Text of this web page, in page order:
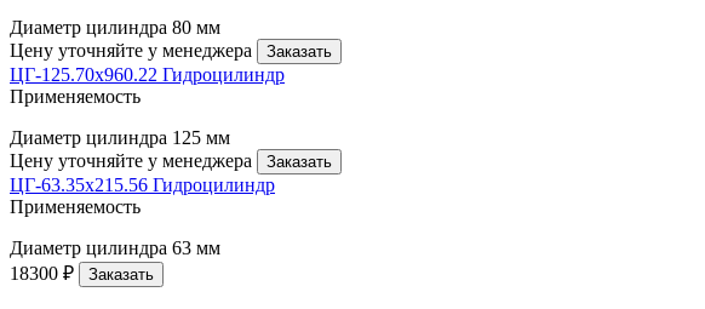
Диаметр цилиндра 80 мм
Цену уточняйте у менеджера
Заказать
ЦГ-125.70х960.22 Гидроцилиндр
Применяемость
Диаметр цилиндра 125 мм
Цену уточняйте у менеджера
Заказать
ЦГ-63.35х215.56 Гидроцилиндр
Применяемость
Диаметр цилиндра 63 мм
18300 ₽
Заказать